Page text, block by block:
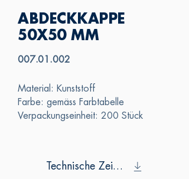
ABDECKKAPPE
50X50 MM
007.01.002
Material: Kunststoff
Farbe: gemäss Farbtabelle
Verpackungseinheit: 200 Stück
Technische Zeichnung